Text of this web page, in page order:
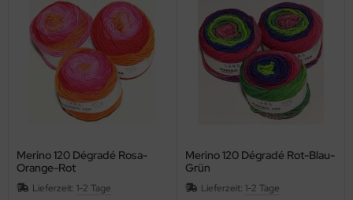
Merino 120 Dégradé Rosa-
Orange-Rot
Lieferzeit: 1-2 Tage
Merino 120 Dégradé Rot-Blau-
Grün
Lieferzeit: 1-2 Tage